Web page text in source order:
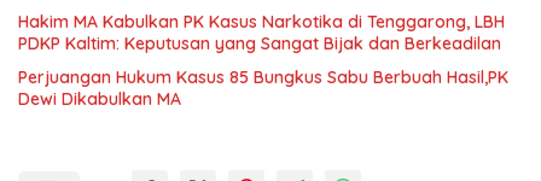
Hakim MA Kabulkan PK Kasus Narkotika di Tenggarong, LBH
PDKP Kaltim: Keputusan yang Sangat Bijak dan Berkeadilan
Perjuangan Hukum Kasus 85 Bungkus Sabu Berbuah Hasil,PK
Dewi Dikabulkan MA